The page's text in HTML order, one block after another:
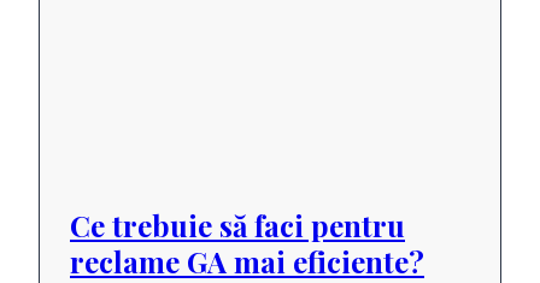
Ce trebuie să faci pentru
reclame GA mai eficiente?